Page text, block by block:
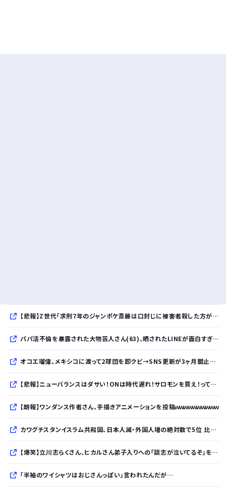
【悲報】Z世代「求刑7年のジャンポケ斎藤は口封じに被害者殺した方が量刑軽かっただろ」←1万いいね
パパ活不倫を暴露された大物芸人さん(63)、晒されたLINEが面白すぎるｗｗｗｗｗｗｗｗｗ(画像ｱﾘ)
オコエ瑠偉、メキシコに渡って2球団を即クビ→SNS更新が3ヶ月間止まって消息不明に
【悲報】ニューバランスはダサい！ONは時代遅れ！サロモンを買え！って言われたから買ったんやがｗｗｗｗｗｗｗｗｗｗ
【朗報】ワンダンス作者さん、手描きアニメーションを投稿ｗｗｗｗｗｗｗｗｗｗ
カワグチスタンイスラム共和国、日本人減・外国人増の絶対数で5位 比率で言えばダントツ
【爆笑】立川志らくさん、ヒカルさん弟子入りへの「談志が泣いてるぞ」を“一言”でピシャリｗｗｗｗｗｗｗｗｗｗ
「半袖のワイシャツはおじさんっぽい」言われたんだが…